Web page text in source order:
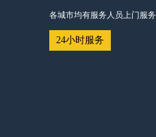
各城市均有服务人员上门服务
24小时服务